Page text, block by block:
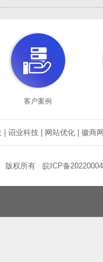
客户案例
诏业科技 网站优化 徽商网
版权所有 皖ICP备